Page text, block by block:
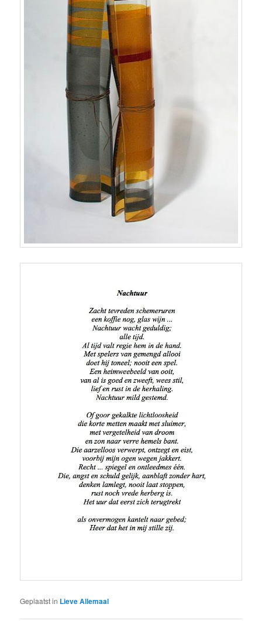
Geplaatst in Lieve Allemaal